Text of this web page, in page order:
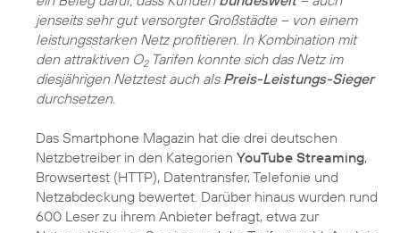
jenseits sehr gut versorgter Großstädte – von einem
leistungsstarken Netz profitieren. In Kombination mit
den attraktiven O2Tarifen konnte sich das Netz im
diesjährigen Netztest auch als Preis-Leistungs-Sieger
durchsetzen.
Das Smartphone Magazin hat die drei deutschen
Netzbetreiber in den Kategorien YouTube Streaming,
Browsertest (HTTP), Datentransfer, Telefonie und
Netzabdeckung bewertet. Darüber hinaus wurden rund
600 Leser zu ihrem Anbieter befragt, etwa zur